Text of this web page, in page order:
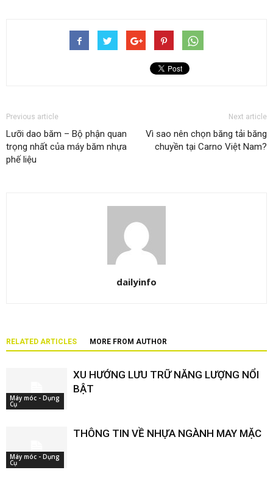
Previous article
Lưỡi dao băm – Bộ phận quan
trọng nhất của máy băm nhựa
phế liệu
Next article
Vì sao nên chọn băng tải băng
chuyền tại Carno Việt Nam?
dailyinfo
RELATED ARTICLES MORE FROM AUTHOR
Máy móc - Dụng
Cụ
XU HƯỚNG LƯU TRỮ NĂNG LƯỢNG NỔI
BẬT
Máy móc - Dụng
Cụ
THÔNG TIN VỀ NHỰA NGÀNH MAY MẶC